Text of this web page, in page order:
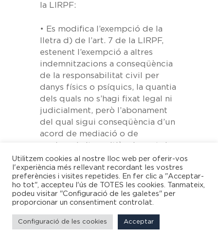
la LIRPF:
• Es modifica l’exempció de la
lletra d) de l’art. 7 de la LIRPF,
estenent l’exempció a altres
indemnitzacions a conseqüència
de la responsabilitat civil per
danys físics o psíquics, la quantia
dels quals no s’hagi fixat legal ni
judicialment, però l’abonament
del qual sigui conseqüència d’un
acord de mediació o de
solució de controvèrsies
legalment previst, sempre que en
l’obtenció de l’acord per aquest
mitjà hagi intervingut un tercer
neutral i l’acord s’hagi elevat a
escriptura pública, fins a la
quantia que resulti d’aplicar, pel
Utilitzem cookies al nostre lloc web per oferir-vos
l'experiència més rellevant recordant les vostres
preferències i visites repetides. En fer clic a "Acceptar-
ho tot", accepteu l'ús de TOTES les cookies. Tanmateix,
podeu visitar "Configuració de les galetes" per
proporcionar un consentiment controlat.
Configuració de les cookies Acceptar